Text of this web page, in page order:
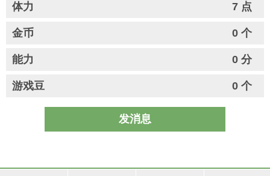
7 点
体力
0 个
金币
0 分
能力
0 个
游戏豆
发消息